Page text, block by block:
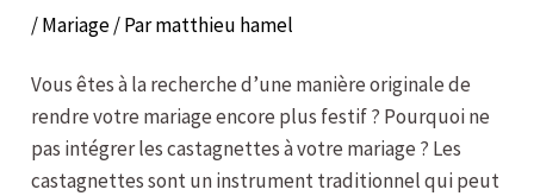
/Mariage/ Parmatthieu hamel
Vous êtes à la recherche d’une manière originale de
rendre votre mariage encore plus festif ? Pourquoi ne
pas intégrer les castagnettes à votre mariage ? Les
castagnettes sont un instrument traditionnel qui peut